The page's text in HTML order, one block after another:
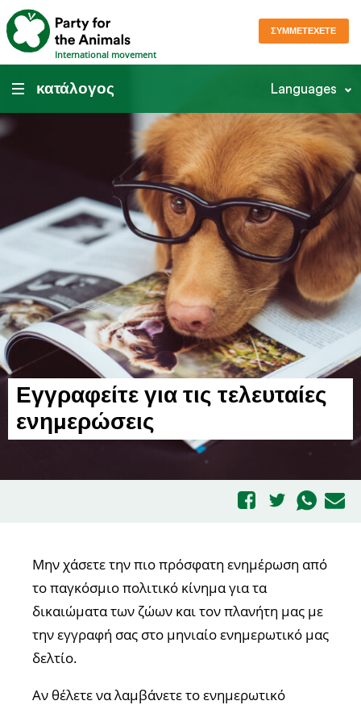
International movement
ΣΥΜΜΕΤΈΧΕΤΕ
κατάλογος Languages
Εγγραφείτε για τις τελευταίες
ενημερώσεις
Μην χάσετε την πιο πρόσφατη ενημέρωση από
το παγκόσμιο πολιτικό κίνημα για τα
δικαιώματα των ζώων και τον πλανήτη μας με
την εγγραφή σας στο μηνιαίο ενημερωτικό μας
δελτίο.
Αν θέλετε να λαμβάνετε το ενημερωτικό